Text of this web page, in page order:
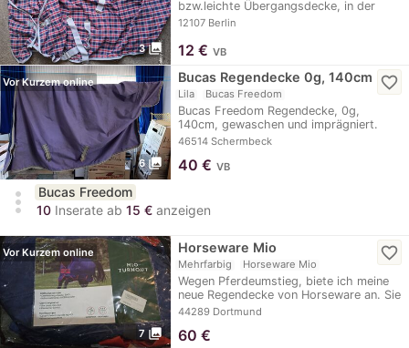
3 photo_library
bzw.leichte Übergangsdecke, in der
Größe 140cm.…
12107 Berlin
12 € VB
6 photo_library
Vor Kurzem online Bucas Regendecke 0g, 140cm
Lila Bucas Freedom
Bucas Freedom Regendecke, 0g,
140cm, gewaschen und imprägniert.
Decke ist ohne Risse…
46514 Schermbeck
favorite_border
40 € VB
more_vert
Bucas Freedom
10 Inserate ab 15 € anzeigen
7 photo_library
Vor Kurzem online Horseware Mio
Mehrfarbig Horseware Mio
Wegen Pferdeumstieg, biete ich meine
neue Regendecke von Horseware an. Sie
war nur zur…
44289 Dortmund
favorite_border
60 €